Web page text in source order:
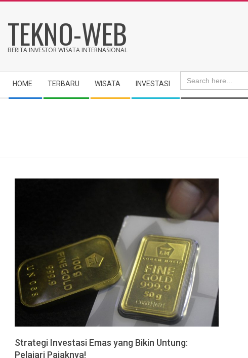
content
TEKNO-WEB
BERITA INVESTOR WISATA INTERNASIONAL
Navigation
Menu
HOME TERBARU WISATA INVESTASI
Search
for:
Strategi Investasi Emas yang Bikin Untung:
Pelajari Pajaknya!